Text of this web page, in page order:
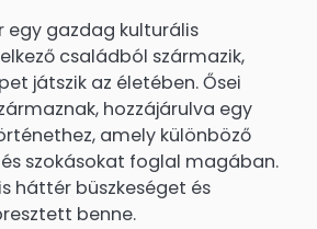
egy gazdag kulturális
családból származik,
játszik az életében. Ősei
hozzájárulva egy
amely különböző
szokásokat foglal magában.
háttér büszkeséget és
benne.